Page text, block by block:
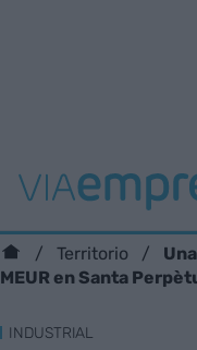
Territorio
MEUR en Santa
INDUSTRIAL